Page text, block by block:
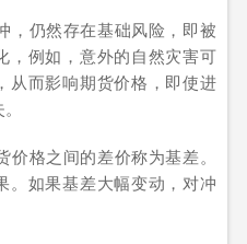
，仍然存在基础风险，即被
，例如，意外的自然灾害可
从而影响期货价格，即使进
格之间的差价称为基差。
。如果基差大幅变动，对冲